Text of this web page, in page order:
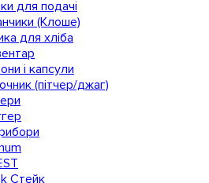
для подачі
(Клоше)
для хліба
і капсули
(пітчер/джаг)
Стейк